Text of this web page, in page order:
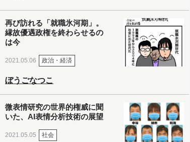
再び訪れる「就職氷河期」。
縁故優遇政権を終わらせるの
は今
2021.05.06 政治・経済
ぼうごなつこ
微表情研究の世界的権威に聞
いた、AI表情分析技術の展望
2021.05.05 社会